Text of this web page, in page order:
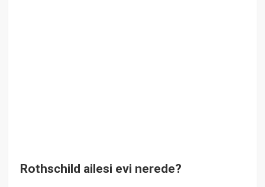
Rothschild ailesi evi nerede?